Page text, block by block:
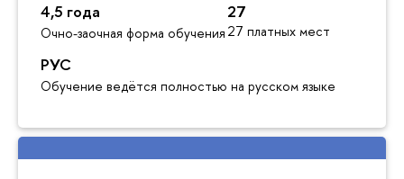
4,5 года
Очно-заочная форма обучения
27
27 платных мест
РУС
Обучение ведётся полностью на русском языке